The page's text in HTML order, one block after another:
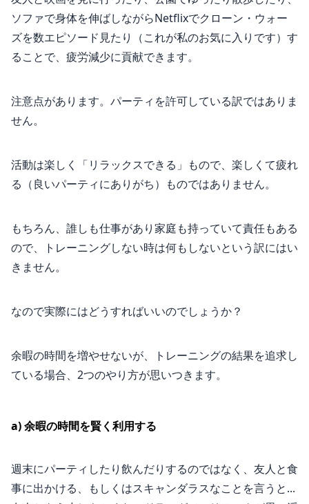
ソファで身体を伸ばしながらNetflixでクローン・ウォー
ズを数エピソード見たり（これが私のお気に入りです）す
ることで、疲労減少に貢献できます。
注意点があります。パーティを許可している訳ではありま
せん。
活動は楽しく「リラックスできる」もので、楽しくて疲れ
る（良いパーティにありがち）ものではありません。
もちろん、誰しも仕事があり家庭も持っていて責任もある
ので、トレーニングしない時は何もしないという訳にはい
きません。
なので実際にはどうすればいいのでしょうか？
余暇の時間を増やせないが、トレーニングの結果を追求し
ている場合、2つのやり方が思いつきます。
a) 余暇の時間を賢く利用する
週末にパーティしたり飲んだりするのではなく、友人と食
事に出かける、もしくはスキャンダラスなことを言うと...